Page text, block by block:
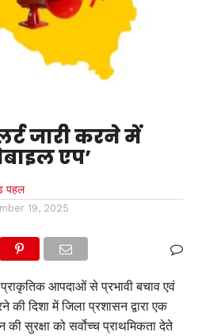
जारी करने में
एप’
पहल
19, 2025
आपदाओं से प्रभावी बचाव एवं
की दिशा में जिला प्रशासन द्वारा एक
सुरक्षा को सर्वोच्च प्राथमिकता देते